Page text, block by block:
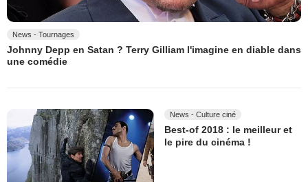
News - Tournages
Johnny Depp en Satan ? Terry Gilliam l'imagine en diable dans
une comédie
News - Culture ciné
Best-of 2018 : le meilleur et
le pire du cinéma !